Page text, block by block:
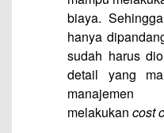
biaya.
hanya
sudah harus
detail yang
melakukan cost